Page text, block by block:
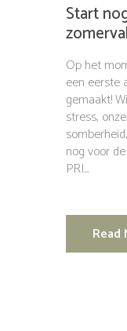
Start
Op het
een eerste
gemaakt!
stress,
nog voor
PRI...
Read